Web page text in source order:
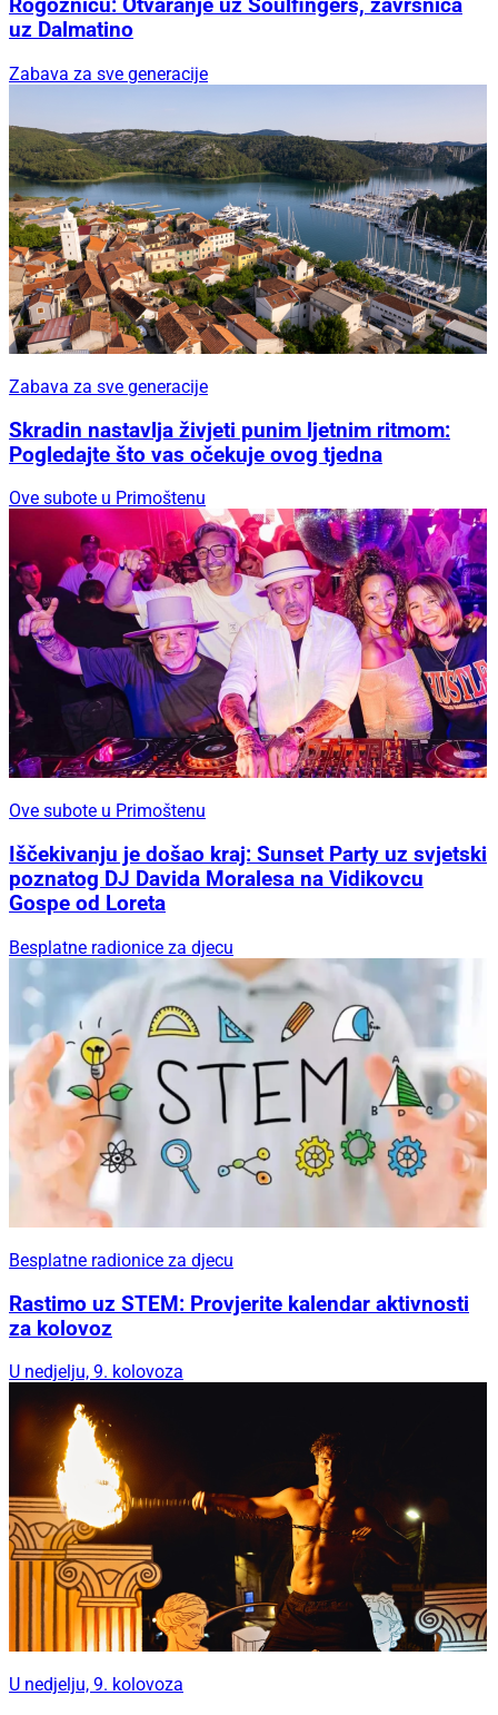
Rogoznicu: Otvaranje uz Soulfingers, završnica
uz Dalmatino
Zabava za sve generacije
Zabava za sve generacije
Skradin nastavlja živjeti punim ljetnim ritmom:
Pogledajte što vas očekuje ovog tjedna
Ove subote u Primoštenu
Ove subote u Primoštenu
Iščekivanju je došao kraj: Sunset Party uz svjetski
poznatog DJ Davida Moralesa na Vidikovcu
Gospe od Loreta
Besplatne radionice za djecu
Besplatne radionice za djecu
Rastimo uz STEM: Provjerite kalendar aktivnosti
za kolovoz
U nedjelju, 9. kolovoza
U nedjelju, 9. kolovoza